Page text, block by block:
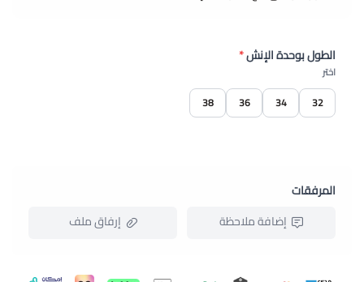
الطول بوحدة الإنش*
اختر
32
34
36
38
المرفقات
إضافة ملاحظة
إرفاق ملف